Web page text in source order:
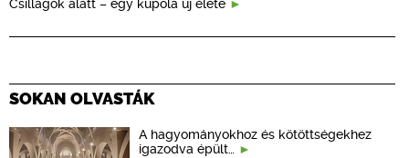
Csillagok alatt – egy kupola új élete
SOKAN OLVASTÁK
A hagyományokhoz és kötöttségekhez
igazodva épült…